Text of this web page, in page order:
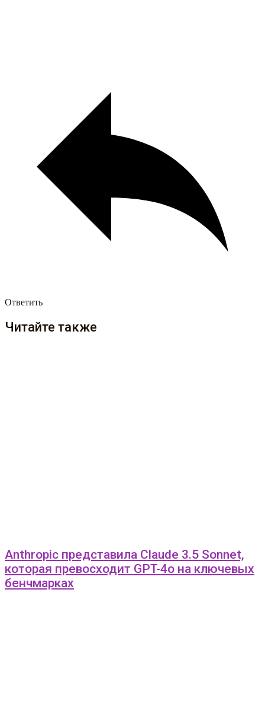
Ответить
Читайте также
Anthropic представила Claude 3.5 Sonnet,
которая превосходит GPT-4o на ключевых
бенчмарках